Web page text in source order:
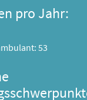
pro Jahr:
53